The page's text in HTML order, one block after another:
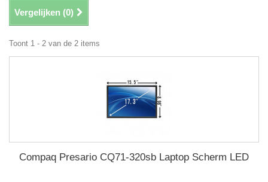
Vergelijken (0)
Toont 1 - 2 van de 2 items
Compaq Presario CQ71-320sb Laptop Scherm LED